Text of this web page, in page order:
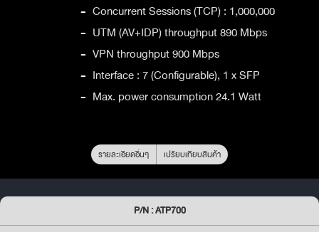
- Concurrent Sessions (TCP) : 1,000,000
- UTM (AV+IDP) throughput 890 Mbps
- VPN throughput 900 Mbps
- Interface : 7 (Configurable), 1 x SFP
- Max. power consumption 24.1 Watt
รายละเอียดอื่นๆ เปรียบเทียบสินค้า
P/N : ATP700